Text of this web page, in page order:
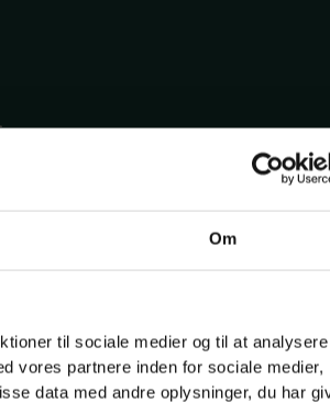
Om
til sociale medier og til at analysere
vores partnere inden for sociale medier,
data med andre oplysninger, du har